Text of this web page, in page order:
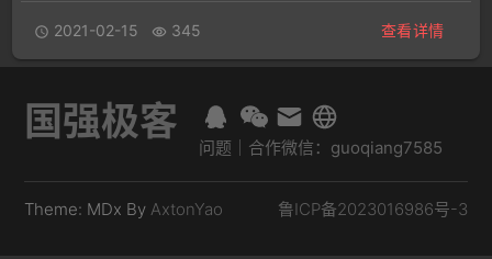
 2021-02-15  345 查看详情
国强极客
问题｜合作微信：guoqiang7585
Theme: MDx ByAxtonYao 鲁ICP备2023016986号-3